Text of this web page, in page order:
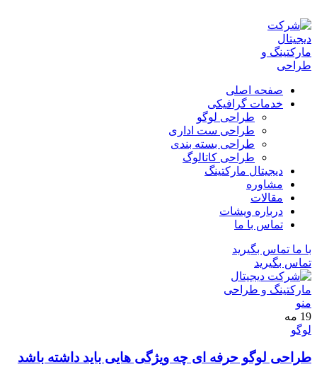
صفحه اصلی
خدمات گرافیکی
طراحی لوگو
طراحی ست اداری
طراحی بسته بندی
طراحی کاتالوگ
دیجیتال مارکتینگ
مشاوره
مقالات
درباره ویشات
تماس با ما
با ما تماس بگیرید
تماس بگیرید
منو
19 مه
لوگو
طراحی لوگو حرفه ای چه ویژگی هایی باید داشته باشد